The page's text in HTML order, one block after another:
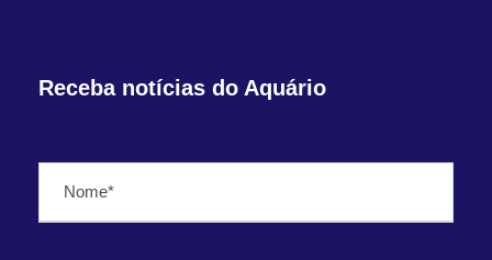
Receba notícias do Aquário